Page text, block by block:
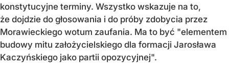
konstytucyjne terminy. Wszystko wskazuje na to,
że dojdzie do głosowania i do próby zdobycia przez
Morawieckiego wotum zaufania. Ma to być "elementem
budowy mitu założycielskiego dla formacji Jarosława
Kaczyńskiego jako partii opozycyjnej".